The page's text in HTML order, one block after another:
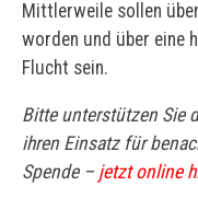
Mittlerweile sollen
worden und über eine
Flucht sein.
Bitte unterstützen Sie
ihren Einsatz für
Spende – jetzt online